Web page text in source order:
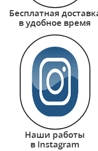
Бесплатная
в удобное время
Наши работы
в Instagram